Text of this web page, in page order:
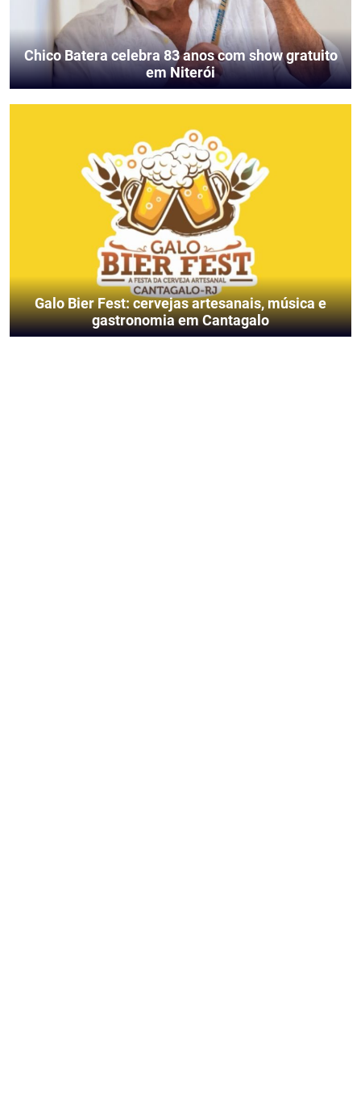
Chico Batera celebra 83 anos com show gratuito
em Niterói
Galo Bier Fest: cervejas artesanais, música e
gastronomia em Cantagalo